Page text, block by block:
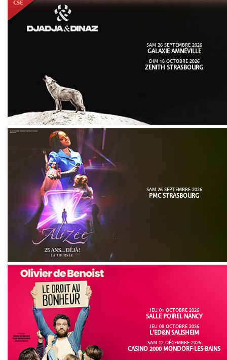
SAM 26 SEPTEMBRE 2026
GALAXIE AMNÉVILLE
DIM 18 OCTOBRE 2026
ZENITH STRASBOURG
SAM 26 SEPTEMBRE 2026
PMC STRASBOURG
JEU 01 OCTOBRE 2026
SALLE POIREL NANCY
JEU 08 OCTOBRE 2026
L'ED&N SAUSHEIM
SAM 12 DÉCEMBRE 2026
CASINO 2000 MONDORF-LES-BAINS